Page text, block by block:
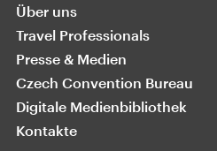
Über uns
Travel Professionals
Presse & Medien
Czech Convention Bureau
Digitale Medienbibliothek
Kontakte